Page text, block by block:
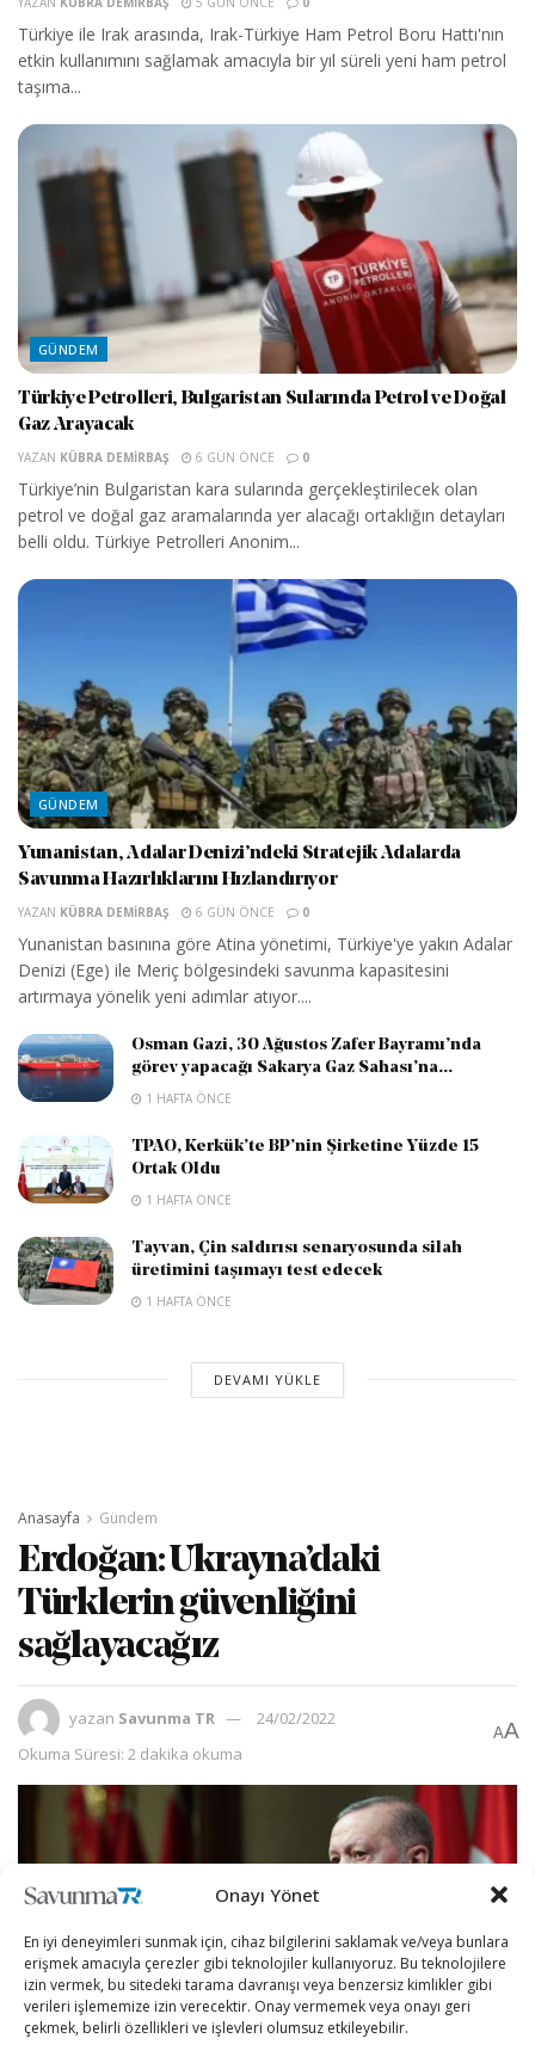
Onayı Yönet
En iyi deneyimleri sunmak için, cihaz bilgilerini saklamak ve/veya bunlara
erişmek amacıyla çerezler gibi teknolojiler kullanıyoruz. Bu teknolojilere
izin vermek, bu sitedeki tarama davranışı veya benzersiz kimlikler gibi
verileri işlememize izin verecektir. Onay vermemek veya onayı geri
çekmek, belirli özellikleri ve işlevleri olumsuz etkileyebilir.
Türkiye ile Irak arasında, Irak-Türkiye Ham Petrol Boru Hattı'nın
etkin kullanımını sağlamak amacıyla bir yıl süreli yeni ham petrol
taşıma...
GÜNDEM
Türkiye Petrolleri, Bulgaristan Sularında Petrol ve Doğal
Gaz Arayacak
YAZAN KÜBRA DEMIRBAŞ 6 GÜN ÖNCE 0
Türkiye’nin Bulgaristan kara sularında gerçekleştirilecek olan
petrol ve doğal gaz aramalarında yer alacağı ortaklığın detayları
belli oldu. Türkiye Petrolleri Anonim...
GÜNDEM
Yunanistan, Adalar Denizi’ndeki Stratejik Adalarda
Savunma Hazırlıklarını Hızlandırıyor
YAZAN KÜBRA DEMIRBAŞ 6 GÜN ÖNCE 0
Yunanistan basınına göre Atina yönetimi, Türkiye'ye yakın Adalar
Denizi (Ege) ile Meriç bölgesindeki savunma kapasitesini
artırmaya yönelik yeni adımlar atıyor....
Osman Gazi, 30 Ağustos Zafer Bayramı’nda
görev yapacağı Sakarya Gaz Sahası’na...
1 HAFTA ÖNCE
TPAO, Kerkük’te BP’nin Şirketine Yüzde 15
Ortak Oldu
1 HAFTA ÖNCE
Tayvan, Çin saldırısı senaryosunda silah
üretimini taşımayı test edecek
1 HAFTA ÖNCE
DEVAMI YÜKLE
Anasayfa Gündem
Erdoğan: Ukrayna’daki
Türklerin güvenliğini
sağlayacağız
yazan Savunma TR
24/02/2022
Okuma Süresi: 2 dakika okuma
AA